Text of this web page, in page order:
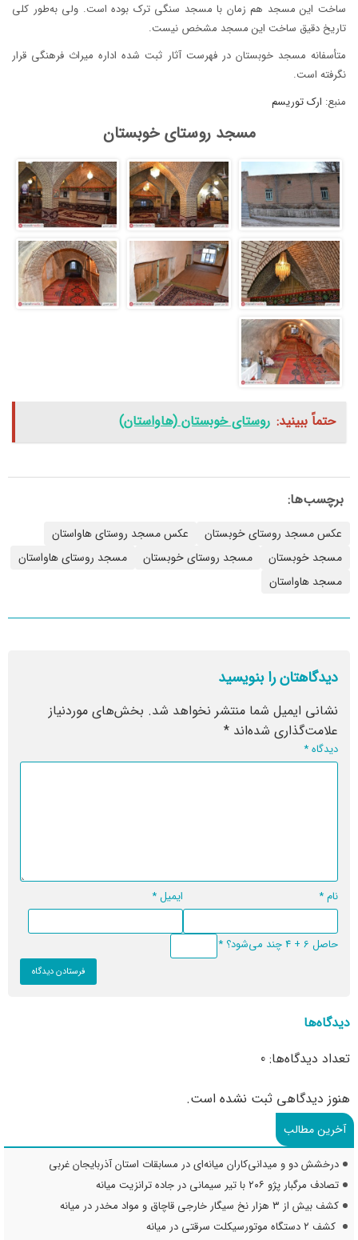
ساخت این مسجد هم زمان با مسجد سنگی ترک بوده است. ولی به‌طور کلی
تاریخ دقیق ساخت این مسجد مشخص نیست.
متأسفانه مسجد خوبستان در فهرست آثار ثبت شده اداره میراث فرهنگی قرار
نگرفته است.
منبع: ارک توریسم
مسجد روستای خوبستان
حتماً ببینید: روستای خوبستان (هاواستان)
برچسب‌ها:
عکس مسجد روستای خوبستان
عکس مسجد روستای هاواستان
مسجد خوبستان
مسجد روستای خوبستان
مسجد روستای هاواستان
مسجد هاواستان
دیدگاهتان را بنویسید
نشانی ایمیل شما منتشر نخواهد شد. بخش‌های موردنیاز
علامت‌گذاری شده‌اند *
دیدگاه*
نام* ایمیل*
حاصل 6 + 4 چند می‌شود؟ *
دیدگاه‌ها
تعداد دیدگاه‌ها: 0
هنوز دیدگاهی ثبت نشده است.
آخرین مطالب
درخشش دو و میدانی‌کاران میانه‌ای در مسابقات استان آذربایجان غربی
تصادف مرگبار پژو ۲۰۶ با تیر سیمانی در جاده ترانزیت میانه
کشف بیش از ۳ هزار نخ سیگار خارجی قاچاق و مواد مخدر در میانه
کشف ۲ دستگاه موتورسیکلت سرقتی در میانه